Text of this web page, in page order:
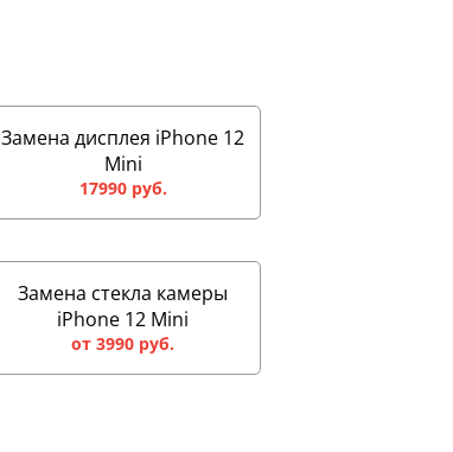
Замена дисплея iPhone 12
Mini
17990 руб.
Замена стекла камеры
iPhone 12 Mini
от 3990 руб.